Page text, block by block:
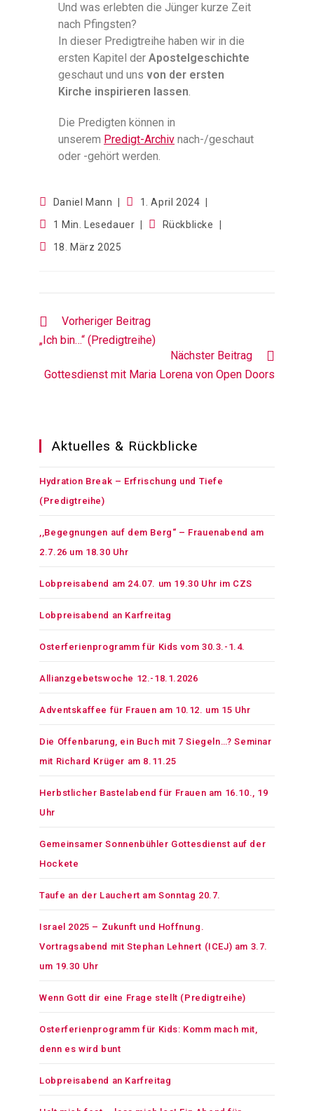
Und was erlebten die Jünger kurze Zeit
nach Pfingsten?
In dieser Predigtreihe haben wir in die
ersten Kapitel derApostelgeschichte
geschaut und unsvon der ersten
Kirche inspirieren lassen.
Die Predigten können in
unserem Predigt-Archiv nach-/geschaut
oder -gehört werden.
Daniel Mann
1. April 2024
1 Min. Lesedauer
Rückblicke
18. März 2025
Vorheriger Beitrag
„Ich bin…“ (Predigtreihe)
Nächster Beitrag
Gottesdienst mit Maria Lorena von Open Doors
Aktuelles & Rückblicke
Hydration Break – Erfrischung und Tiefe
(Predigtreihe)
,,Begegnungen auf dem Berg“ – Frauenabend am
2.7.26 um 18.30 Uhr
Lobpreisabend am 24.07. um 19.30 Uhr im CZS
Lobpreisabend an Karfreitag
Osterferienprogramm für Kids vom 30.3.-1.4.
Allianzgebetswoche 12.-18.1.2026
Adventskaffee für Frauen am 10.12. um 15 Uhr
Die Offenbarung, ein Buch mit 7 Siegeln…? Seminar
mit Richard Krüger am 8.11.25
Herbstlicher Bastelabend für Frauen am 16.10., 19
Uhr
Gemeinsamer Sonnenbühler Gottesdienst auf der
Hockete
Taufe an der Lauchert am Sonntag 20.7.
Israel 2025 – Zukunft und Hoffnung.
Vortragsabend mit Stephan Lehnert (ICEJ) am 3.7.
um 19.30 Uhr
Wenn Gott dir eine Frage stellt (Predigtreihe)
Osterferienprogramm für Kids: Komm mach mit,
denn es wird bunt
Lobpreisabend an Karfreitag